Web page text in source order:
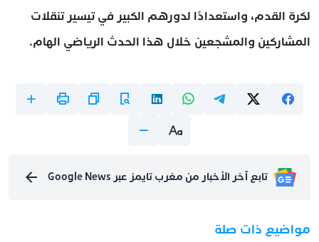
لكرة القدم، واستعدادًا لدورهم الكبير في تيسير تنقلات
المشاركين والمشجعين خلال هذا الحدث الرياضي الهام.
تابع آخر الأخبار من مغرب تايمز عبر Google News
مواضيع ذات صلة